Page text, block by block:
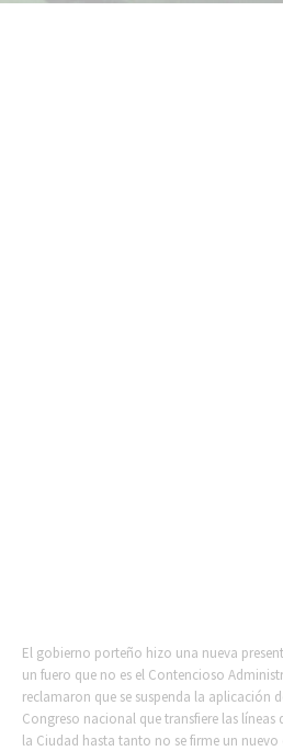
El gobierno porteño hizo una nueva
un fuero que no es el Contencioso
reclamaron que se suspenda la aplicación
Congreso nacional que transfiere las
la Ciudad hasta tanto no se firme un